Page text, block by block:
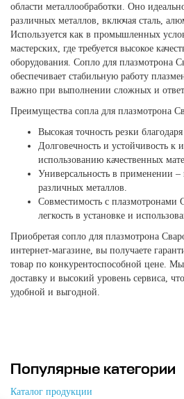
области металлообработки. Оно
различных металлов, включая сталь,
Используется как в промышленных
мастерских, где требуется высокое
оборудования. Сопло для плазмотрона
обеспечивает стабильную работу
важно при выполнении сложных и
Преимущества сопла для плазмотрона
Высокая точность резки
Долговечность и устойчивость к
использованию качественных
Универсальность в применении –
различных металлов.
Совместимость с плазмотронами
легкость в установке и
Приобретая сопло для плазмотрона
интернет-магазине, вы получаете
товар по конкурентоспособной цене.
доставку и высокий уровень сервиса,
удобной и выгодной.
Популярные категории
Каталог продукции